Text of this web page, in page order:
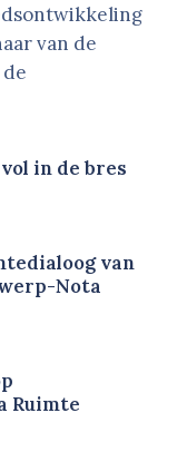
van de
in de bres
van
Nota
Ruimte